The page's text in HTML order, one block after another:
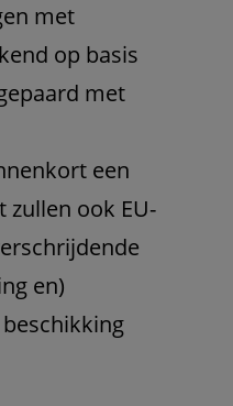
met
op basis
met
een
ook EU-
en)